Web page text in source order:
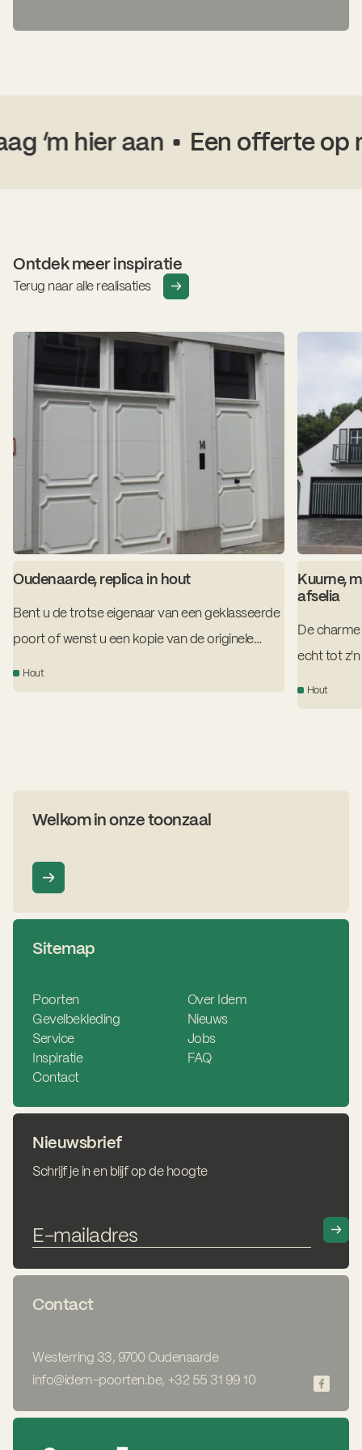
hier aan Een offerte op
Ontdek meer inspiratie
Terug naar alle realisaties
Oudenaarde, replica in hout
Bent u de trotse eigenaar van een geklasseerde
poort of wenst u een kopie van de originele
Hout
Kuurne,
afselia
De
echt tot z'n
Hout
Welkom in onze toonzaal
Sitemap
Poorten
Gevelbekleding
Service
Inspiratie
Contact
Over Idem
Nieuws
Jobs
FAQ
Nieuwsbrief
Schrijf je in en blijf op de hoogte
Contact
Westerring 33, 9700 Oudenaarde
info@idem-poorten.be, +32 55 31 99 10